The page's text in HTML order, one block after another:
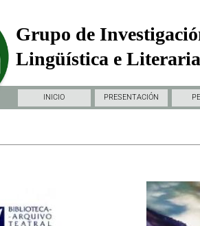
Grupo de
Lingüística e
INICIO PRESENTACIÓN